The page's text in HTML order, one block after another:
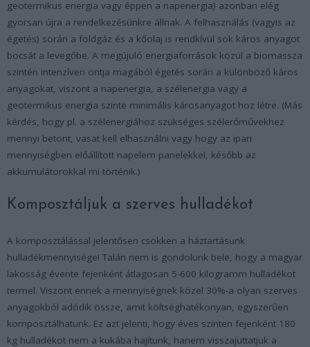
geotermikus energia vagy éppen a napenergia) azonban elég
gyorsan újra a rendelkezésünkre állnak. A felhasználás (vagyis az
égetés) során a földgáz és a kőolaj is rendkívül sok káros anyagot
bocsát a levegőbe. A megújuló energiaforrások közül a biomassza
szintén intenzíven ontja magából égetés során a különböző káros
anyagokat, viszont a napenergia, a szélenergia vagy a
geotermikus energia szinte minimális károsanyagot hoz létre. (Más
kérdés, hogy pl. a szélenergiához szükséges szélerőművekhez
mennyi betont, vasat kell elhasználni vagy hogy az ipari
mennyiségben előállított napelem panelekkel, később az
akkumulátorokkal mi történik.)
Komposztáljuk a szerves hulladékot
A komposztálással jelentősen csökken a háztartásunk
hulladékmennyisége! Talán nem is gondolunk bele, hogy a magyar
lakosság évente fejenként átlagosan 5-600 kilogramm hulladékot
termel. Viszont ennek a mennyiségnek közel 30%-a olyan szerves
anyagokból adódik össze, amit költséghatékonyan, egyszerűen
komposztálhatunk. Ez azt jelenti, hogy éves szinten fejenként 180
kg hulladékot nem a kukába hajítunk, hanem visszajuttatjuk a